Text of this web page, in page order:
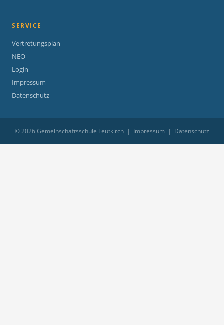
SERVICE
Vertretungsplan
NEO
Login
Impressum
Datenschutz
© 2026 Gemeinschaftsschule Leutkirch | Impressum | Datenschutz